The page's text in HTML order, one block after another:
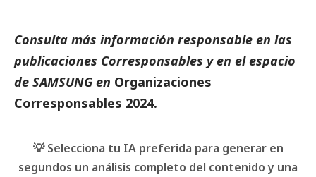
Consulta más información responsable en las
publicaciones Corresponsables y en el espacio
de SAMSUNG en Organizaciones
Corresponsables 2024.
💡 Selecciona tu IA preferida para generar en
segundos un análisis completo del contenido y una